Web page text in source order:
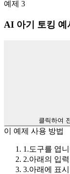
예제 3
AI 아기 토킹 예
클릭하여
이 예제 사용 방법
1.도구를 엽
2.아래의 입
3.아래에 표